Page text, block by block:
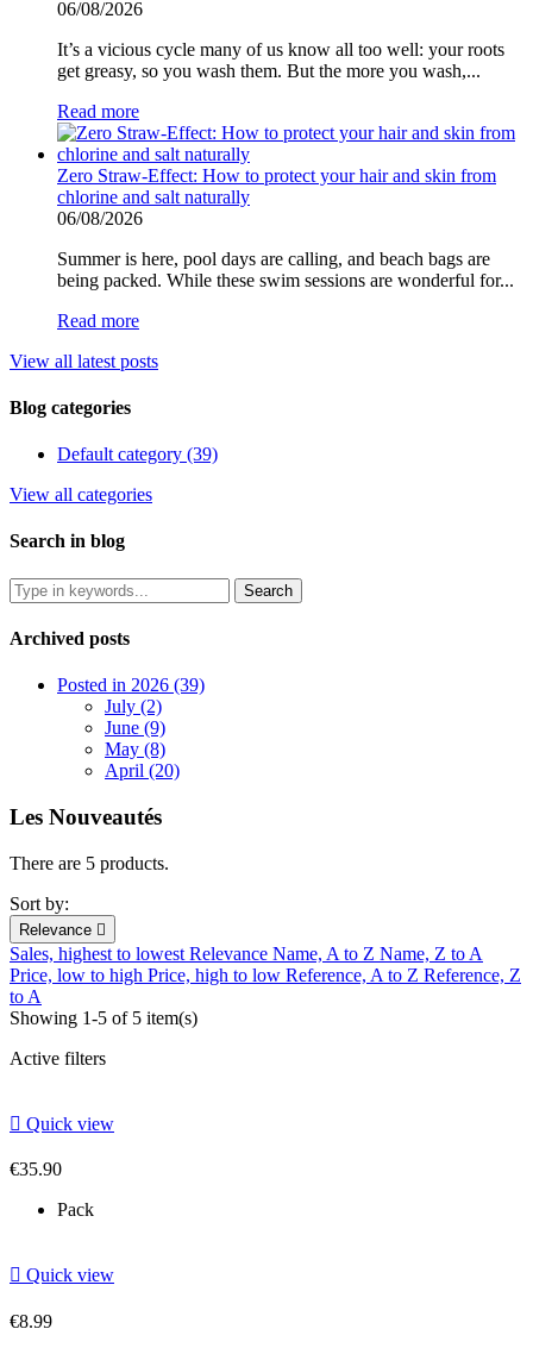
06/08/2026
It’s a vicious cycle many of us know all too well: your roots
get greasy, so you wash them. But the more you wash,...
Read more
Zero Straw-Effect: How to protect your hair and skin from
chlorine and salt naturally
06/08/2026
Summer is here, pool days are calling, and beach bags are
being packed. While these swim sessions are wonderful for...
Read more
View all latest posts
Blog categories
Default category (39)
View all categories
Search in blog
Archived posts
Posted in 2026 (39)
July (2)
June (9)
May (8)
April (20)
Les Nouveautés
There are 5 products.
Sort by:
Relevance 
Sales, highest to lowest Relevance Name, A to Z Name, Z to A
Price, low to high Price, high to low Reference, A to Z Reference, Z
to A
Showing 1-5 of 5 item(s)
Active filters
 Quick view
€35.90
Pack
 Quick view
€8.99